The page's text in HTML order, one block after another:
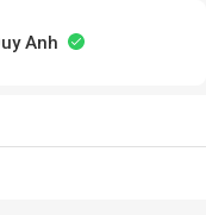
Anh